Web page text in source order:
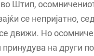
Штип,
се непријатно,
движи. Но
на други